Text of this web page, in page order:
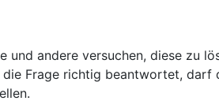
andere versuchen, diese zu
Frage richtig beantwortet, darf